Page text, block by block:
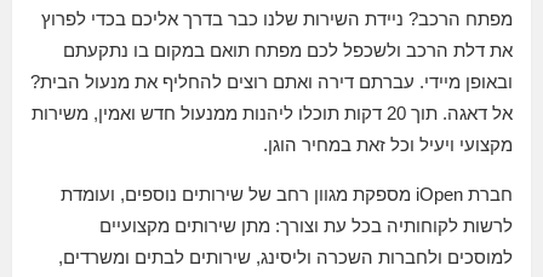
מפתח הרכב? ניידת השירות שלנו כבר בדרך אליכם בכדי לפרוץ
את דלת הרכב ולשכפל לכם מפתח תואם במקום בו נתקעתם
ובאופן מיידי. עברתם דירה ואתם רוצים להחליף את מנעול הבית?
אל דאגה. תוך 20 דקות תוכלו ליהנות ממנעול חדש ואמין, משירות
מקצועי ויעיל וכל זאת במחיר הוגן.
חברת iOpen מספקת מגוון רחב של שירותים נוספים, ועומדת
לרשות לקוחותיה בכל עת וצורך: מתן שירותים מקצועיים
למוסכים ולחברות השכרה וליסינג, שירותים לבתים ומשרדים,